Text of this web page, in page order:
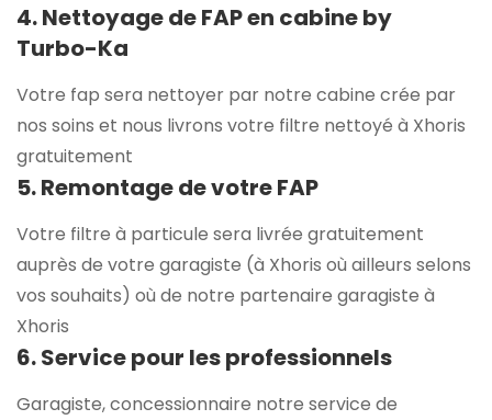
4. Nettoyage de FAP en cabine by
Turbo-Ka
Votre fap sera nettoyer par notre cabine crée par
nos soins et nous livrons votre filtre nettoyé à Xhoris
gratuitement
5. Remontage de votre FAP
Votre filtre à particule sera livrée gratuitement
auprès de votre garagiste (à Xhoris où ailleurs selons
vos souhaits) où de notre partenaire garagiste à
Xhoris
6. Service pour les professionnels
Garagiste, concessionnaire notre service de